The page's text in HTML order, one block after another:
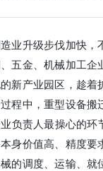
业升级步伐加快，
五金、机械加工企
新产业园区，趁着
程中，重型设备搬
负责人最操心的
身价值高、精度要
的调度、运输、就